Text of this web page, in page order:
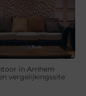
in Arnhem
vergelijkingssite